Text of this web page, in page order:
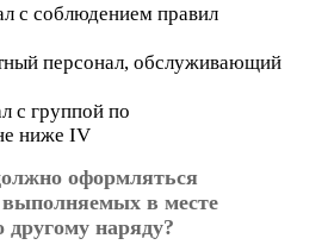
с соблюдением правил
персонал, обслуживающий
с группой по
ниже IV
оформляться
выполняемых в месте
другому наряду?